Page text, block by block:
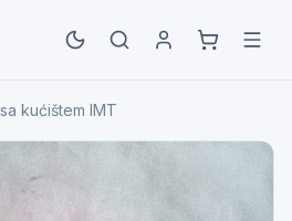
kućištem IMT